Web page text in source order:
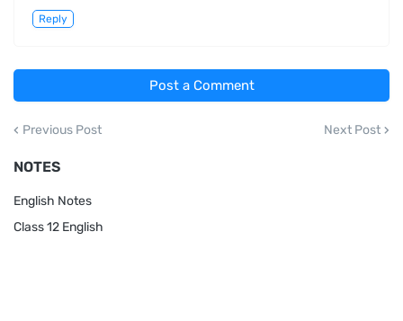
Reply
Post a Comment
Previous Post Next Post
NOTES
English Notes
Class 12 English